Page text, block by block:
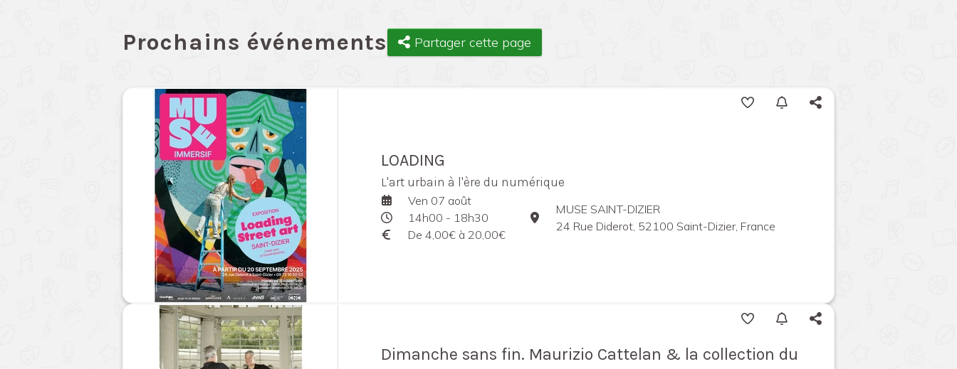
Prochains événements Partager cette page
LOADING
L'art urbain à l'ère du numérique
Ven 07 août
14h00 - 18h30
De 4,00€ à 20,00€
MUSE SAINT-DIZIER
24 Rue Diderot, 52100 Saint-Dizier, France
Dimanche sans fin. Maurizio Cattelan & la collection du